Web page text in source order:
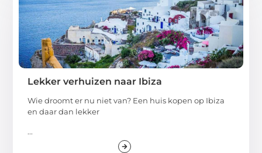
Lekker verhuizen naar Ibiza
Wie droomt er nu niet van? Een huis kopen op Ibiza
en daar dan lekker
...